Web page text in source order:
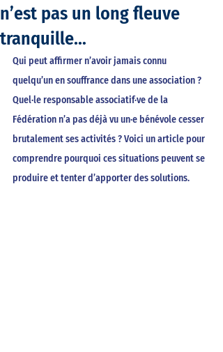
n’est pas un long fleuve
tranquille…
Qui peut affirmer n’avoir jamais connu
quelqu’un en souffrance dans une association ?
Quel·le responsable associatif·ve de la
Fédération n’a pas déjà vu un·e bénévole cesser
brutalement ses activités ? Voici un article pour
comprendre pourquoi ces situations peuvent se
produire et tenter d’apporter des solutions.